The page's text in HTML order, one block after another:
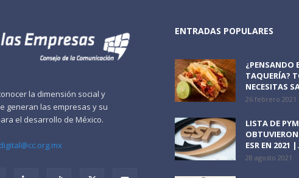
la dimensión social y
generan las empresas y su
el desarrollo de México.
digital@cc.org.mx
ENTRADAS POPULARES
¿PENSANDO
TAQUERÍA?
NECESITAS
26 febrero 2021
LISTA DE
ESR EN 2021
28 agosto 2021